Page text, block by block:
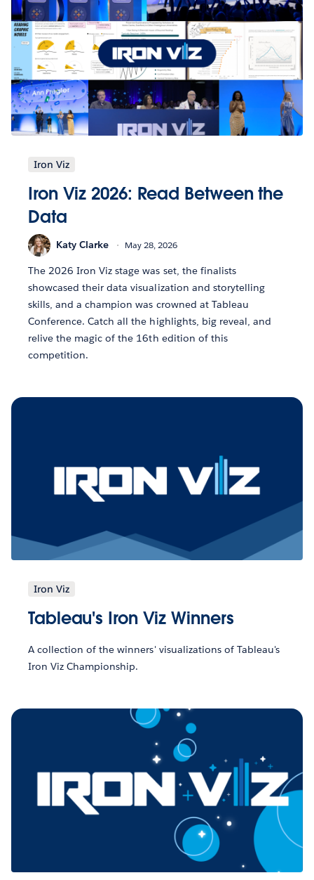
Iron Viz
Iron Viz 2026: Read Between the
Data
Katy Clarke May 28, 2026
The 2026 Iron Viz stage was set, the finalists
showcased their data visualization and storytelling
skills, and a champion was crowned at Tableau
Conference. Catch all the highlights, big reveal, and
relive the magic of the 16th edition of this
competition.
Iron Viz
Tableau's Iron Viz Winners
A collection of the winners' visualizations of Tableau's
Iron Viz Championship.